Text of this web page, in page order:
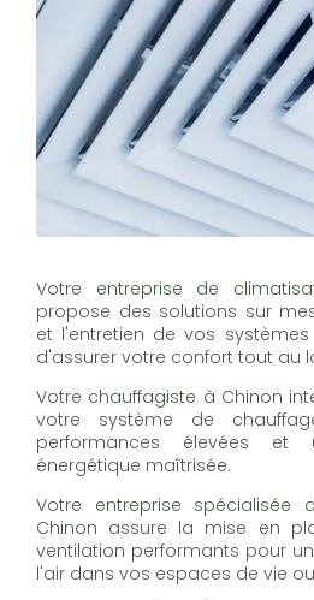
Votre entreprise de
propose des solutions sur
et l'entretien de vos
d'assurer votre confort tout au
Votre chauffagiste à Chinon
votre système de
performances élevées et
énergétique maîtrisée.
Votre entreprise spécialisée
Chinon assure la mise en
ventilation performants pour
l'air dans vos espaces de vie